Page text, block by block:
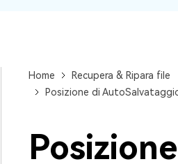
Home
Recupera & Ripara file
Posizione di